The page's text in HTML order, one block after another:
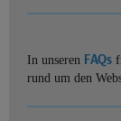
In unseren FAQs
rund um den